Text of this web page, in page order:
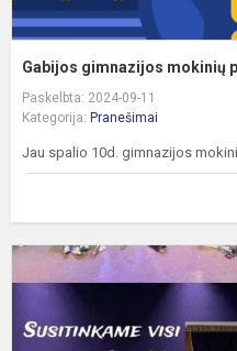
Gabijos gimnazijos mokinių
Paskelbta: 2024-09-11
Kategorija: Pranešimai
Jau spalio 10d. gimnazijos